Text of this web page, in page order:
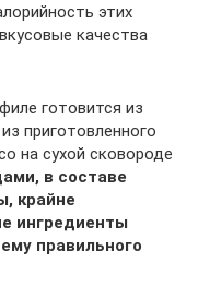
этих
качества
готовится из
приготовленного
на сухой сковороде
в составе
крайне
ингредиенты
правильного